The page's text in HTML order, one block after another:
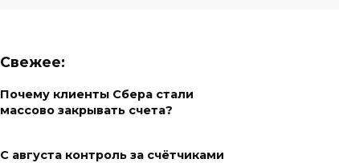
Свежее:
Почему клиенты Сбера стали
массово закрывать счета?
С августа контроль за счётчиками